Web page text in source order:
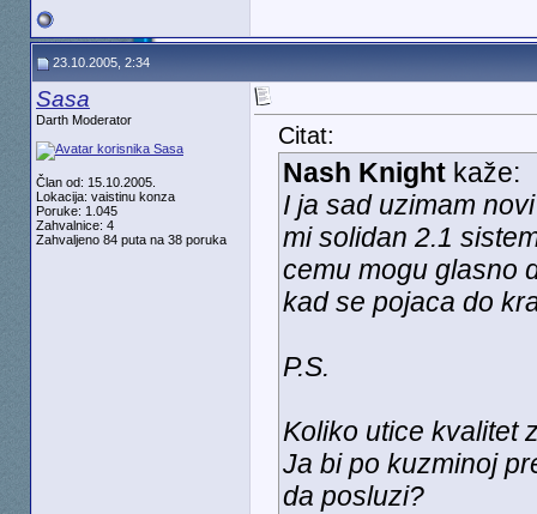
23.10.2005, 2:34
Sasa
Darth Moderator
Član od: 15.10.2005.
Lokacija: vaistinu konza
Poruke: 1.045
Zahvalnice: 4
Zahvaljeno 84 puta na 38 poruka
Citat:
Nash Knightkaže:
I ja sad uzimam
mi solidan 2.1
cemu mogu glasno
kad se pojaca do
P.S.
Koliko utice kvalitet
Ja bi po kuzminoj
da posluzi?